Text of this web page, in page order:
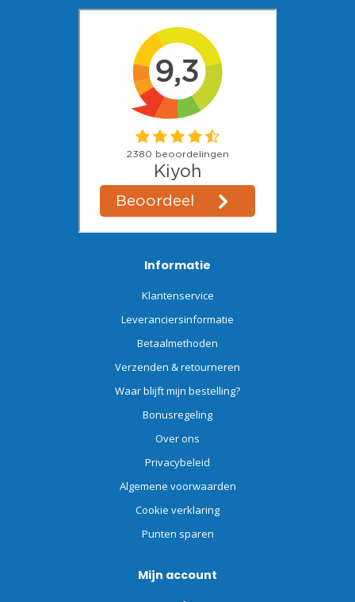
Informatie
Klantenservice
Leveranciersinformatie
Betaalmethoden
Verzenden & retourneren
Waar blijft mijn bestelling?
Bonusregeling
Over ons
Privacybeleid
Algemene voorwaarden
Cookie verklaring
Punten sparen
Mijn account